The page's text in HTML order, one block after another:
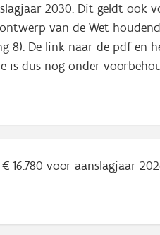
2030. Dit geldt ook
van de Wet
8). De link naar de pdf en
is dus nog onder
voor aanslagjaar